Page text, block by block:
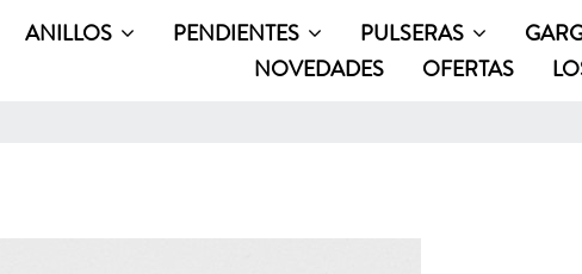
ANILLOS PENDIENTES PULSERAS
NOVEDADES
OFERTAS